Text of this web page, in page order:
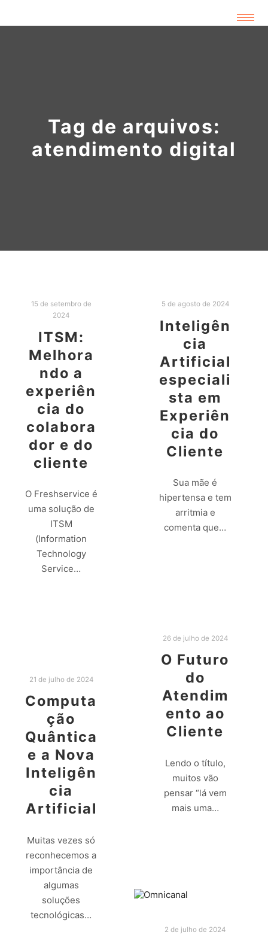
Tag de arquivos:
atendimento digital
15 de setembro de
2024
ITSM:
Melhora
ndo a
experiên
cia do
colabora
dor e do
cliente
O Freshservice é
uma solução de
ITSM
(Information
Technology
Service…
5 de agosto de 2024
Inteligên
cia
Artificial
especiali
sta em
Experiên
cia do
Cliente
Sua mãe é
hipertensa e tem
arritmia e
comenta que…
26 de julho de 2024
O Futuro
do
Atendim
ento ao
Cliente
Lendo o título,
muitos vão
pensar “lá vem
mais uma…
21 de julho de 2024
Computa
ção
Quântica
e a Nova
Inteligên
cia
Artificial
Muitas vezes só
reconhecemos a
importância de
algumas
soluções
tecnológicas…
2 de julho de 2024